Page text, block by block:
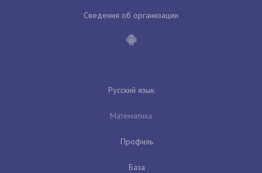
Сведения об организации
Русский язык
Математика
Профиль
База